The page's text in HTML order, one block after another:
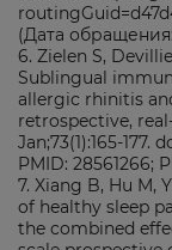
(Дата обращения:
6. Zielen S,
Sublingual
allergic rhinitis
retrospective,
Jan;73(1):165-177.
PMID: 28561266;
7. Xiang B, Hu
of healthy sleep
the combined